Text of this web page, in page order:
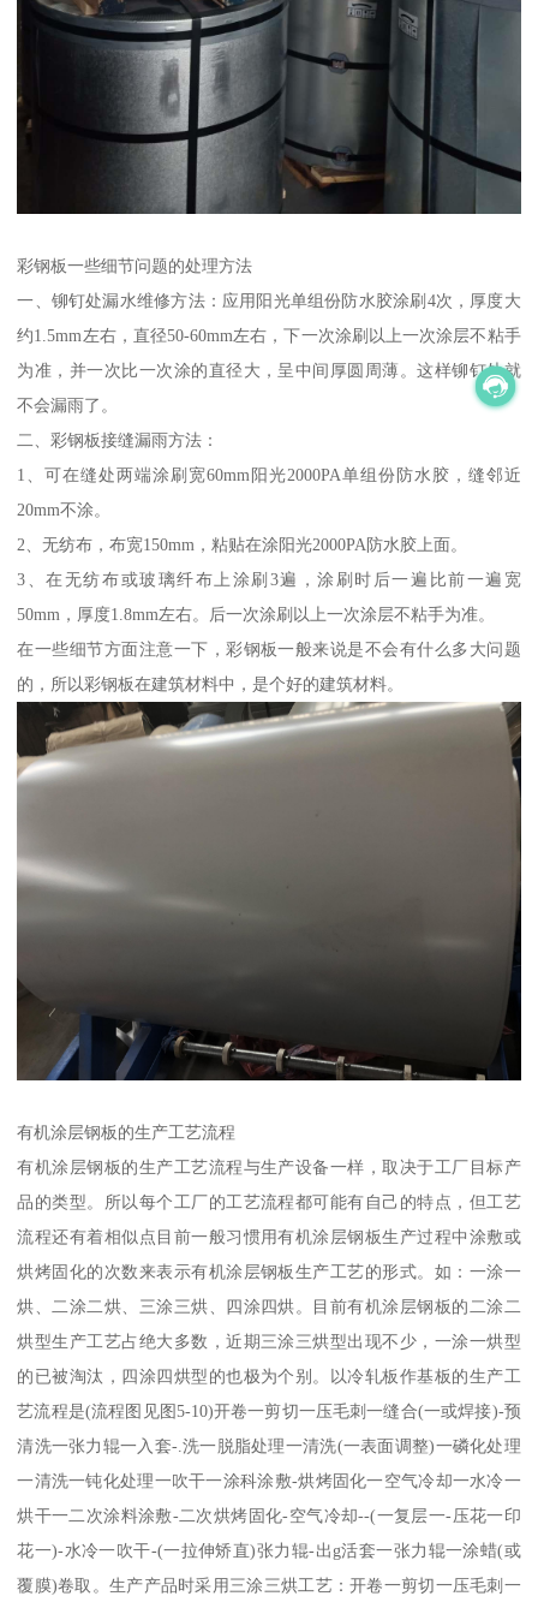
彩钢板一些细节问题的处理方法
一、铆钉处漏水维修方法：应用阳光单组份防水胶涂刷4次，厚度大
约1.5mm左右，直径50-60mm左右，下一次涂刷以上一次涂层不粘手
为准，并一次比一次涂的直径大，呈中间厚圆周薄。这样铆钉处就
不会漏雨了。
二、彩钢板接缝漏雨方法：
1、可在缝处两端涂刷宽60mm阳光2000PA单组份防水胶，缝邻近
20mm不涂。
2、无纺布，布宽150mm，粘贴在涂阳光2000PA防水胶上面。
3、在无纺布或玻璃纤布上涂刷3遍，涂刷时后一遍比前一遍宽
50mm，厚度1.8mm左右。后一次涂刷以上一次涂层不粘手为准。
在一些细节方面注意一下，彩钢板一般来说是不会有什么多大问题
的，所以彩钢板在建筑材料中，是个好的建筑材料。
有机涂层钢板的生产工艺流程
有机涂层钢板的生产工艺流程与生产设备一样，取决于工厂目标产
品的类型。所以每个工厂的工艺流程都可能有自己的特点，但工艺
流程还有着相似点目前一般习惯用有机涂层钢板生产过程中涂敷或
烘烤固化的次数来表示有机涂层钢板生产工艺的形式。如：一涂一
烘、二涂二烘、三涂三烘、四涂四烘。目前有机涂层钢板的二涂二
烘型生产工艺占绝大多数，近期三涂三烘型出现不少，一涂一烘型
的已被淘汰，四涂四烘型的也极为个别。以冷轧板作基板的生产工
艺流程是(流程图见图5-10)开卷一剪切一压毛刺一缝合(一或焊接)-预
清洗一张力辊一入套-.洗一脱脂处理一清洗(一表面调整)一磷化处理
一清洗一钝化处理一吹干一涂科涂敷-烘烤固化一空气冷却一水冷一
烘干一二次涂料涂敷-二次烘烤固化-空气冷却--(一复层一-压花一印
花一)-水冷一吹干-(一拉伸矫直)张力辊-出g活套一张力辊一涂蜡(或
覆膜)卷取。生产产品时采用三涂三烘工艺：开卷一剪切一压毛刺一